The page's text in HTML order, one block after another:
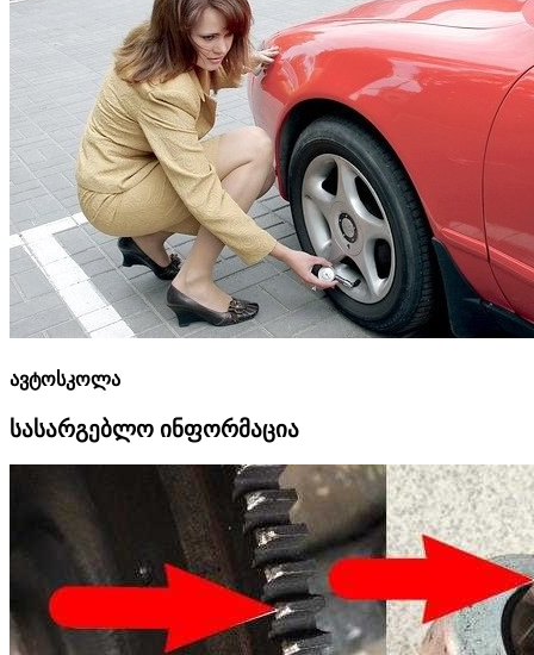
ავტოსკოლა
სასარგებლო ინფორმაცია